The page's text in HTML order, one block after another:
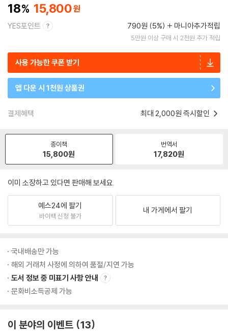
18 15,800
YES포인트 790원 (5%) 마니아추가적립
5만원 이상 구매 시 2천원 추가 적립
사용 가능한 쿠폰 받기
앱 다운 시 1천원 상품권
결제혜택 최대 2,000원 즉시할인
종이책
15,800원
번역서
17,820원
이미 소장하고 있다면 판매해 보세요.
예스24에 팔기
바이백 신청 불가
내 가게에서 팔기
국내배송만 가능
해외 거래처 사정에 의하여 품절/지연 가능
도서 정보 중 미표기 사항 안내
문화비소득공제 가능
이 분야의 이벤트 13